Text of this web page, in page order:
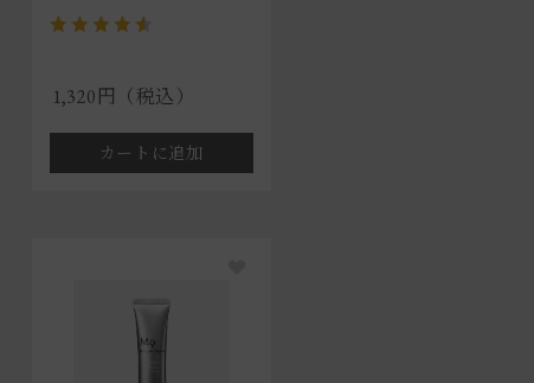
1,320円（税込）
カートに追加